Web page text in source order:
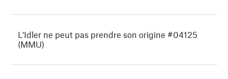
L'Idler ne peut pas prendre son origine #04125
(MMU)